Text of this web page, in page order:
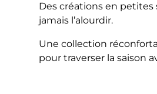
Des créations en petites
jamais l’alourdir.
Une collection
pour traverser la saison